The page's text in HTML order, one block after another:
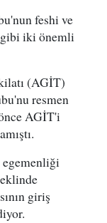
feshi ve
gibi iki önemli
(AGİT)
resmen
AGİT'i
egemenliği
giriş